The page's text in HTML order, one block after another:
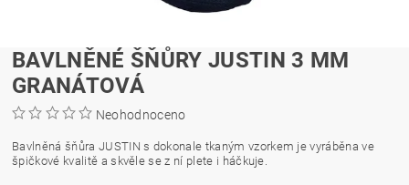
BAVLNĚNÉ ŠŇŮRY JUSTIN 3 MM
GRANÁTOVÁ
Neohodnoceno
Bavlněná šňůra JUSTIN s dokonale tkaným vzorkem je vyráběna ve
špičkové kvalitě a skvěle se z ní plete i háčkuje.